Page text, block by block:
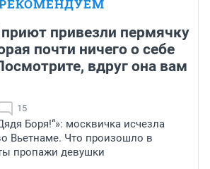
привезли пермячку
почти ничего о себе
вдруг она вам
15
Боря!“»: москвичка исчезла
Вьетнаме. Что произошло в
пропажи девушки